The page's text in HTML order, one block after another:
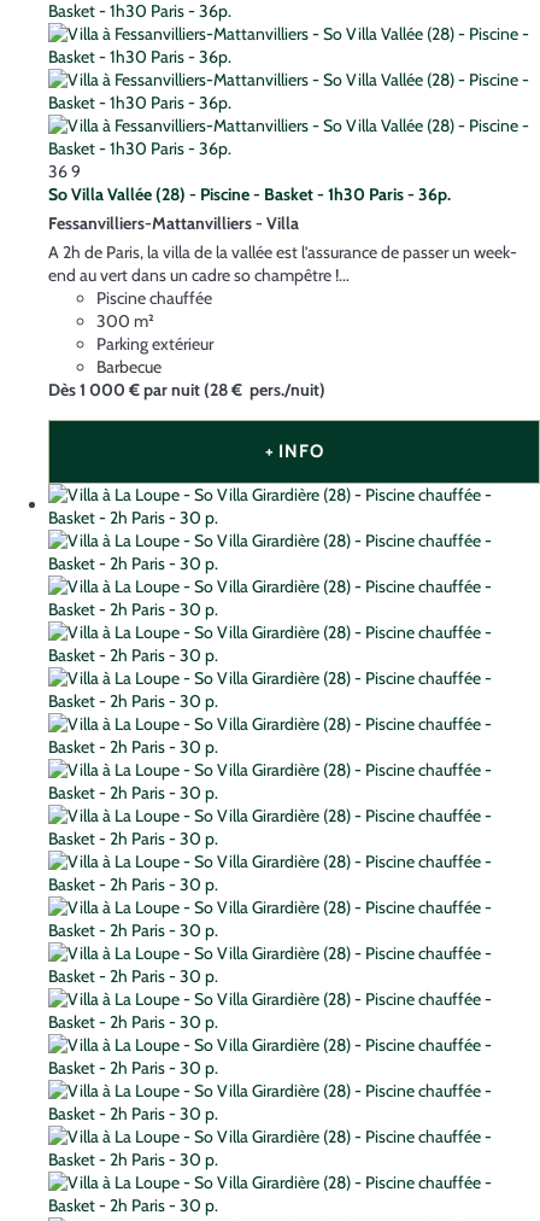
369
So Villa Vallée (28) - Piscine - Basket - 1h30 Paris - 36p.
Fessanvilliers-Mattanvilliers - Villa
A 2h de Paris, la villa de la vallée est l’assurance de passer un week-
end au vert dans un cadre so champêtre !...
Piscine chauffée
300 m²
Parking extérieur
Barbecue
Dès1 000 €par nuit(28 € pers./nuit)
+ INFO